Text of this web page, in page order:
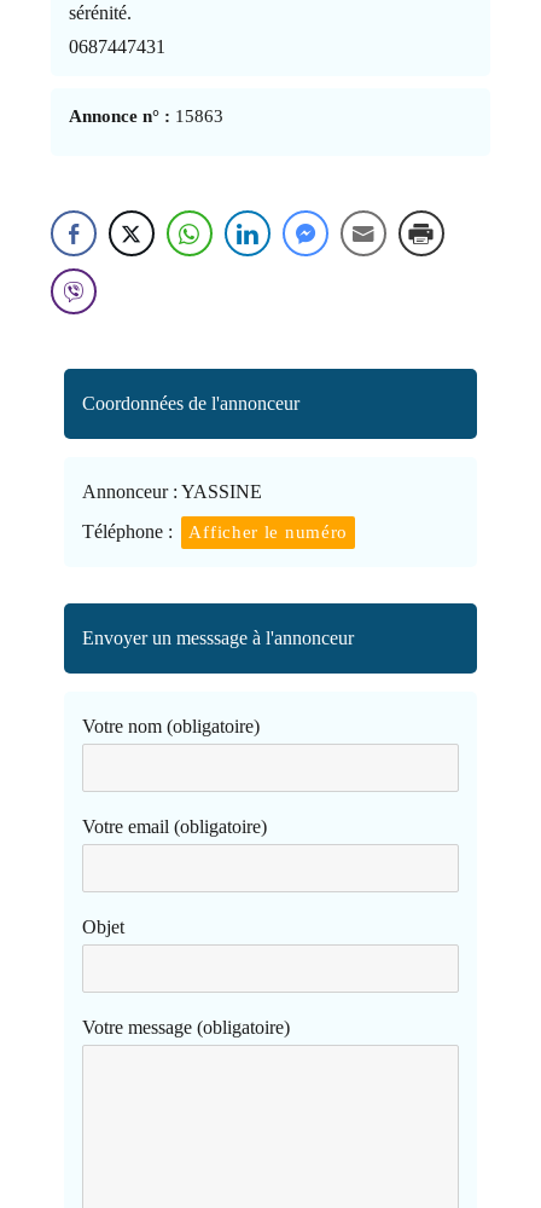
sérénité.
0687447431
Annonce n° : 15863
Coordonnées de l'annonceur
Annonceur : YASSINE
Téléphone :
Afficher le numéro
Envoyer un messsage à l'annonceur
Votre nom (obligatoire)
Votre email (obligatoire)
Objet
Votre message (obligatoire)